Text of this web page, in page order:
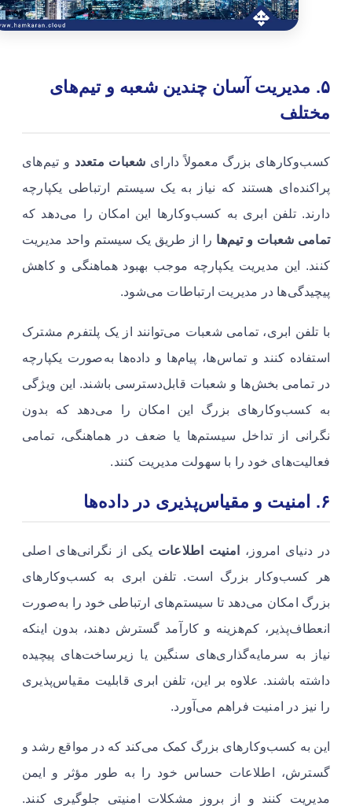
۵.مدیریت آسان چندین شعبه و تیم‌های
مختلف
کسب‌وکارهای بزرگ معمولاً دارایشعبات متعددو تیم‌های
پراکنده‌ای هستند که نیاز به یک سیستم ارتباطی یکپارچه
دارند. تلفن ابری به کسب‌وکارها این امکان را می‌دهد که
تمامی شعبات و تیم‌هارا از طریق یک سیستم واحد مدیریت
کنند. این مدیریت یکپارچه موجب بهبود هماهنگی و کاهش
پیچیدگی‌ها در مدیریت ارتباطات می‌شود.
با تلفن ابری، تمامی شعبات می‌توانند از یک پلتفرم مشترک
استفاده کنند و تماس‌ها، پیام‌ها و داده‌ها به‌صورت یکپارچه
در تمامی بخش‌ها و شعبات قابل‌دسترسی باشند. این ویژگی
به کسب‌وکارهای بزرگ این امکان را می‌دهد که بدون
نگرانی از تداخل سیستم‌ها یا ضعف در هماهنگی، تمامی
فعالیت‌های خود را با سهولت مدیریت کنند.
.امنیت و مقیاس‌پذیری در داده‌ها
در دنیای امروز، امنیت اطلاعاتیکی از نگرانی‌های اصلی
هر کسب‌وکار بزرگ است. تلفن ابری به کسب‌وکارهای
بزرگ امکان می‌دهد تا سیستم‌های ارتباطی خود را به‌صورت
انعطاف‌پذیر، کم‌هزینه و کارآمد گسترش دهند، بدون اینکه
نیاز به سرمایه‌گذاری‌های سنگین یا زیرساخت‌های پیچیده
داشته باشند. علاوه بر این، تلفن ابری قابلیت مقیاس‌پذیری
را نیز در امنیت فراهم می‌آورد.
این به کسب‌وکارهای بزرگ کمک می‌کند که در مواقع رشد و
گسترش، اطلاعات حساس خود را به طور مؤثر و ایمن
مدیریت کنند و از بروز مشکلات امنیتی جلوگیری کنند.